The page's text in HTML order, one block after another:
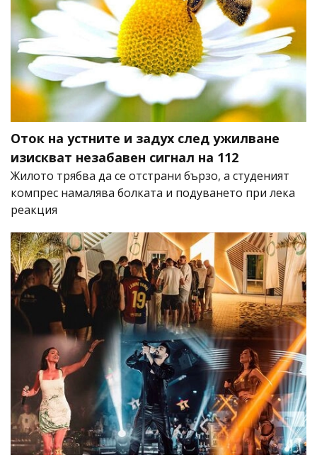
Оток на устните и задух след ужилване
изискват незабавен сигнал на 112
Жилото трябва да се отстрани бързо, а студеният
компрес намалява болката и подуването при лека
реакция